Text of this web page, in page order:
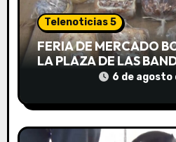
d
e
e
n
t
Telenoticias 5
FERIA DE MERCADO
LA PLAZA DE LAS
6 de agosto